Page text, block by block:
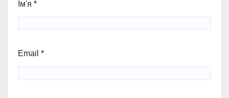
Ім'я *
Email *